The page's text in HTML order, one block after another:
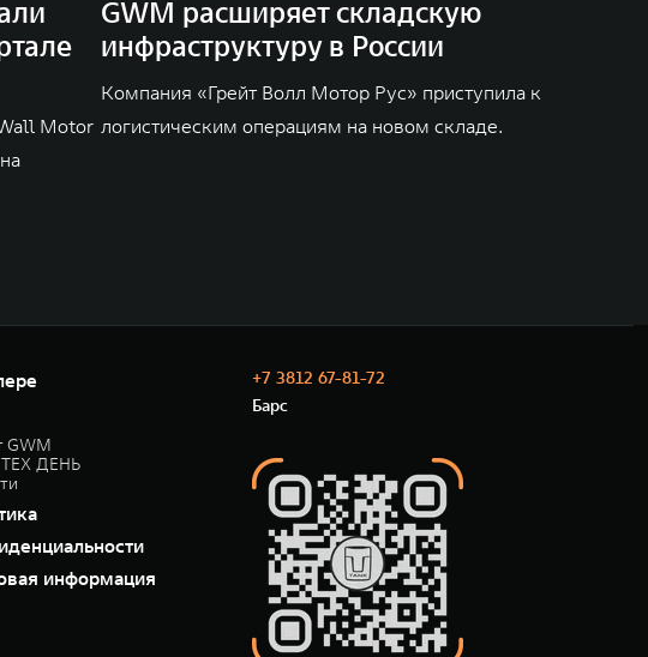
Motor
GWM расширяет складскую
инфраструктуру в России
Компания «Грейт Волл Мотор Рус» приступила к
логистическим операциям на новом складе.
GWM
ДЕНЬ
информация
+7 3812 67-81-72
Барс